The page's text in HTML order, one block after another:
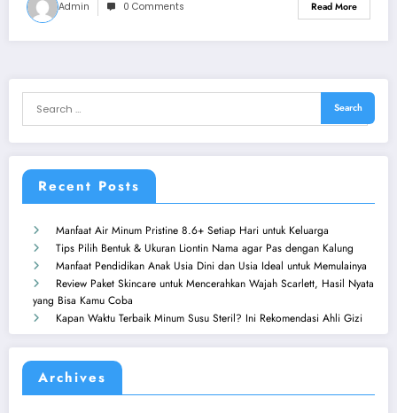
Admin 0 Comments Read More
Recent Posts
Manfaat Air Minum Pristine 8.6+ Setiap Hari untuk Keluarga
Tips Pilih Bentuk & Ukuran Liontin Nama agar Pas dengan Kalung
Manfaat Pendidikan Anak Usia Dini dan Usia Ideal untuk Memulainya
Review Paket Skincare untuk Mencerahkan Wajah Scarlett, Hasil Nyata
yang Bisa Kamu Coba
Kapan Waktu Terbaik Minum Susu Steril? Ini Rekomendasi Ahli Gizi
Archives